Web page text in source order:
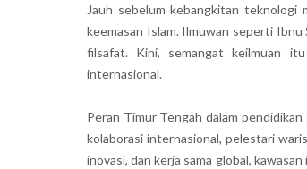
Jauh sebelum kebangkitan
keemasan Islam. Ilmuwan seperti Ibnu
filsafat. Kini, semangat keilmuan
internasional.
Peran Timur Tengah dalam
kolaborasi internasional, pelestari
inovasi, dan kerja sama global,